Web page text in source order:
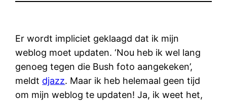
Er wordt impliciet geklaagd dat ik mijn
weblog moet updaten. ‘Nou heb ik wel lang
genoeg tegen die Bush foto aangekeken’,
meldt djazz. Maar ik heb helemaal geen tijd
om mijn weblog te updaten! Ja, ik weet het,